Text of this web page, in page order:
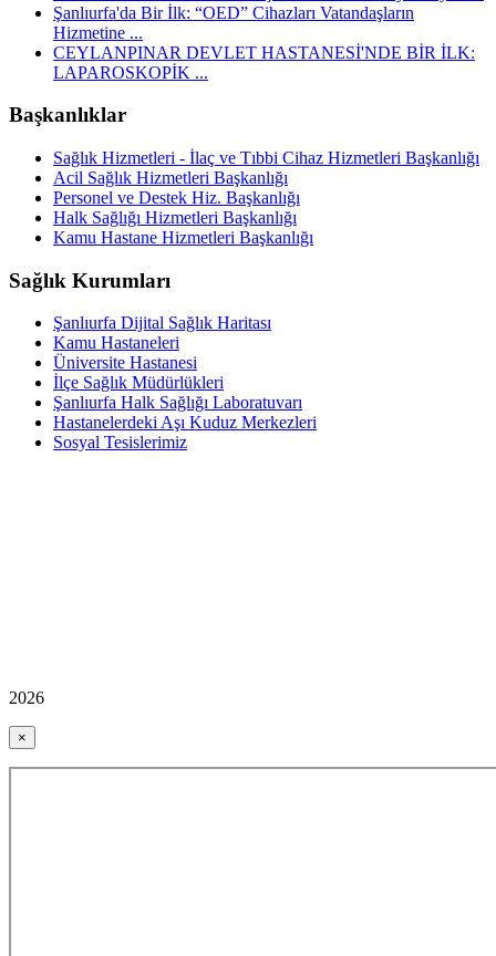
Şanlıurfa'da Bir İlk: “OED” Cihazları Vatandaşların
Hizmetine ...
CEYLANPINAR DEVLET HASTANESİ'NDE BİR İLK:
LAPAROSKOPİK ...
Başkanlıklar
Sağlık Hizmetleri - İlaç ve Tıbbi Cihaz Hizmetleri Başkanlığı
Acil Sağlık Hizmetleri Başkanlığı
Personel ve Destek Hiz. Başkanlığı
Halk Sağlığı Hizmetleri Başkanlığı
Kamu Hastane Hizmetleri Başkanlığı
Sağlık Kurumları
Şanlıurfa Dijital Sağlık Haritası
Kamu Hastaneleri
Üniversite Hastanesi
İlçe Sağlık Müdürlükleri
Şanlıurfa Halk Sağlığı Laboratuvarı
Hastanelerdeki Aşı Kuduz Merkezleri
Sosyal Tesislerimiz
2026
×